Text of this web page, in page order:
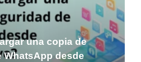
una copia de
WhatsApp desde